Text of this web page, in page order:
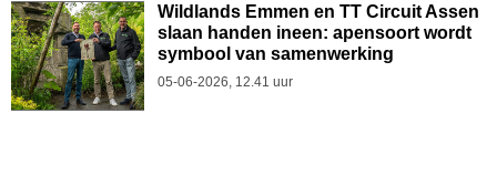
Wildlands Emmen en TT Circuit Assen
slaan handen ineen: apensoort wordt
symbool van samenwerking
05-06-2026, 12.41 uur